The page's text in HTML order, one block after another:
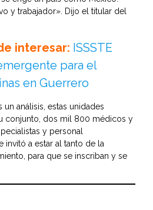
y trabajador». Dijo el titular del
interesar: ISSSTE
para el
en Guerrero
análisis, estas unidades
conjunto, dos mil 800 médicos y
y personal
invitó a estar al tanto de la
para que se inscriban y se